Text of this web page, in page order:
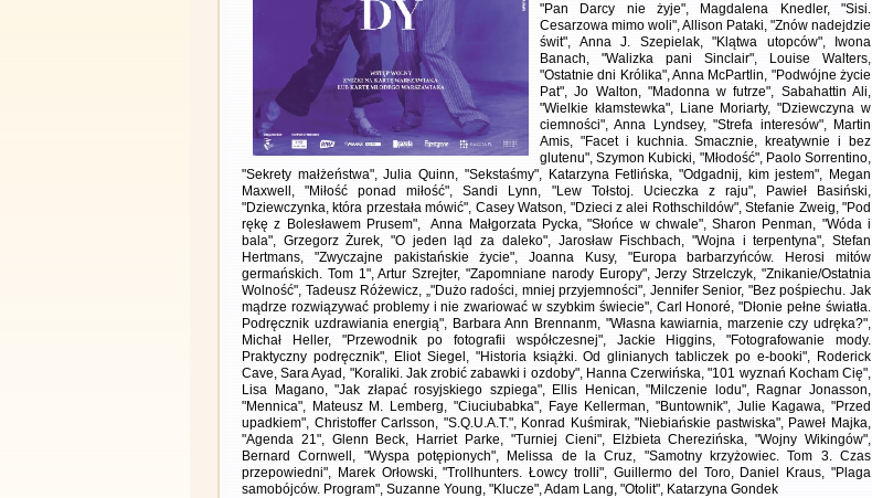
"Pan Darcy nie żyje", Magdalena Knedler, "Sisi.
Cesarzowa mimo woli", Allison Pataki, "Znów nadejdzie
świt", Anna J. Szepielak, "Klątwa utopców", Iwona
Banach, "Walizka pani Sinclair", Louise Walters,
"Ostatnie dni Królika", Anna McPartlin, "Podwójne życie
Pat", Jo Walton, "Madonna w futrze", Sabahattin Ali,
"Wielkie kłamstewka", Liane Moriarty, "Dziewczyna w
ciemności", Anna Lyndsey, "Strefa interesów", Martin
Amis, "Facet i kuchnia. Smacznie, kreatywnie i bez
glutenu", Szymon Kubicki, "Młodość", Paolo Sorrentino,
"Sekrety małżeństwa", Julia Quinn, "Sekstaśmy", Katarzyna Fetlińska, "Odgadnij, kim jestem", Megan
Maxwell, "Miłość ponad miłość", Sandi Lynn, "Lew Tołstoj. Ucieczka z raju", Pawieł Basiński,
"Dziewczynka, która przestała mówić", Casey Watson, "Dzieci z alei Rothschildów", Stefanie Zweig, "Pod
rękę z Bolesławem Prusem", Anna Małgorzata Pycka, "Słońce w chwale", Sharon Penman, "Wóda i
bala", Grzegorz Żurek, "O jeden ląd za daleko", Jarosław Fischbach, "Wojna i terpentyna", Stefan
Hertmans, "Zwyczajne pakistańskie życie", Joanna Kusy, "Europa barbarzyńców. Herosi mitów
germańskich. Tom 1", Artur Szrejter, "Zapomniane narody Europy", Jerzy Strzelczyk, "Znikanie/Ostatnia
Wolność", Tadeusz Różewicz, „"Dużo radości, mniej przyjemności", Jennifer Senior, "Bez pośpiechu. Jak
mądrze rozwiązywać problemy i nie zwariować w szybkim świecie", Carl Honoré, "Dłonie pełne światła.
Podręcznik uzdrawiania energią", Barbara Ann Brennanm, "Własna kawiarnia, marzenie czy udręka?",
Michał Heller, "Przewodnik po fotografii współczesnej", Jackie Higgins, "Fotografowanie mody.
Praktyczny podręcznik", Eliot Siegel, "Historia książki. Od glinianych tabliczek po e-booki", Roderick
Cave, Sara Ayad, "Koraliki. Jak zrobić zabawki i ozdoby", Hanna Czerwińska, "101 wyznań Kocham Cię",
Lisa Magano, "Jak złapać rosyjskiego szpiega", Ellis Henican, "Milczenie lodu", Ragnar Jonasson,
"Mennica", Mateusz M. Lemberg, "Ciuciubabka", Faye Kellerman, "Buntownik", Julie Kagawa, "Przed
upadkiem", Christoffer Carlsson, "S.Q.U.A.T.", Konrad Kuśmirak, "Niebiańskie pastwiska", Paweł Majka,
"Agenda 21", Glenn Beck, Harriet Parke, "Turniej Cieni", Elżbieta Cherezińska, "Wojny Wikingów",
Bernard Cornwell, "Wyspa potępionych", Melissa de la Cruz, "Samotny krzyżowiec. Tom 3. Czas
przepowiedni", Marek Orłowski, "Trollhunters. Łowcy trolli", Guillermo del Toro, Daniel Kraus, "Plaga
samobójców. Program", Suzanne Young, "Klucze", Adam Lang, "Otolit", Katarzyna Gondek